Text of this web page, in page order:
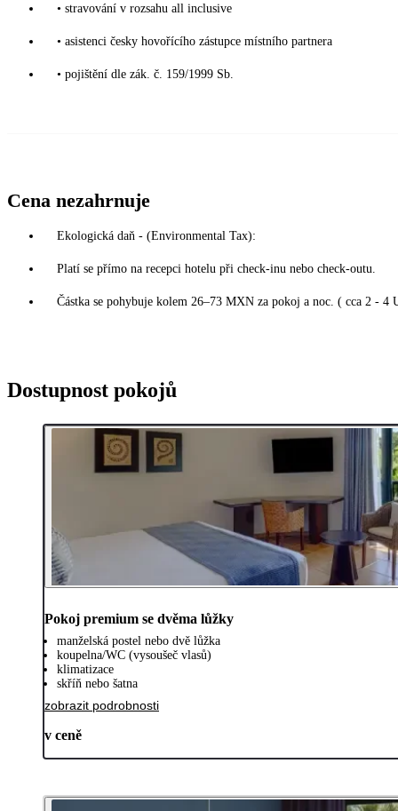
• stravování v rozsahu all inclusive
• asistenci česky hovořícího zástupce místního partnera
• pojištění dle zák. č. 159/1999 Sb.
Cena nezahrnuje
Ekologická daň - (Environmental Tax):
Platí se přímo na recepci hotelu při check-inu nebo check-outu.
Částka se pohybuje kolem 26–73 MXN za pokoj a noc. ( cca 2 - 4
Dostupnost pokojů
Pokoj premium se dvěma lůžky
manželská postel nebo dvě lůžka
koupelna/WC (vysoušeč vlasů)
klimatizace
skříň nebo šatna
zobrazit podrobnosti
v ceně